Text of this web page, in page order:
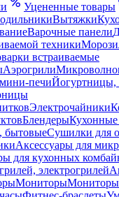
Уцененные товары
Вытяжки
Варочные панели
техники
встраиваемые
Аэрогрили
печи
Электрочайники
БлендерыКухонные
бытовыеСушилки для
Аксессуары для
для кухонных
электрогрилей
Мониторы